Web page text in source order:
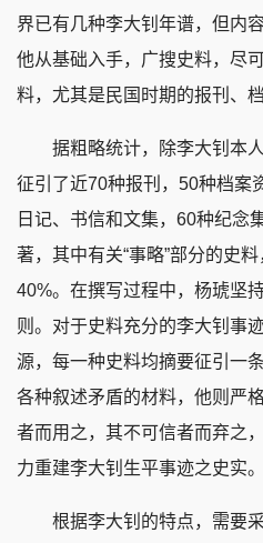
界已有几种李大钊年谱，但内
他从基础入手，广搜史料，尽
料，尤其是民国时期的报刊、
据粗略统计，除李大钊本人
征引了近70种报刊，50种档案
日记、书信和文集，60种纪念
著，其中有关“事略”部分的史
40%。在撰写过程中，杨琥坚
则。对于史料充分的李大钊事
源，每一种史料均摘要征引一
各种叙述矛盾的材料，他则严
者而用之，其不可信者而弃之
力重建李大钊生平事迹之史实。
根据李大钊的特点，需要采